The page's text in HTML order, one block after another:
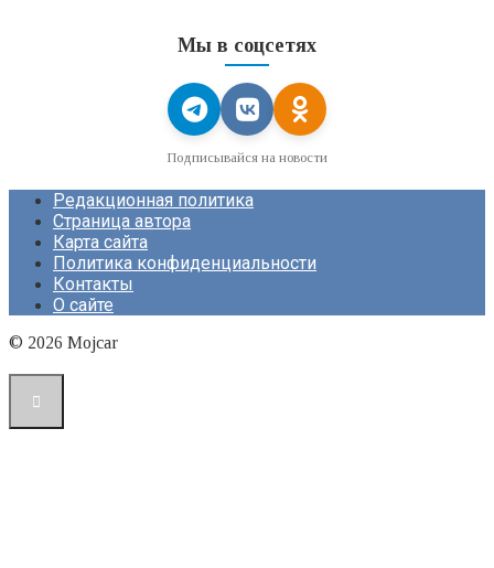
Мы в соцсетях
Подписывайся на новости
Редакционная политика
Страница автора
Карта сайта
Политика конфиденциальности
Контакты
О сайте
© 2026 Mojcar